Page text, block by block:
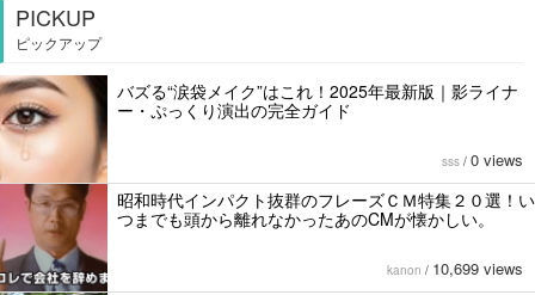
PICKUP
ピックアップ
バズる“涙袋メイク”はこれ！2025年最新版｜影ライナ
ー・ぷっくり演出の完全ガイド
sss / 0 views
昭和時代インパクト抜群のフレーズＣＭ特集２０選！い
つまでも頭から離れなかったあのCMが懐かしい。
kanon / 10,699 views